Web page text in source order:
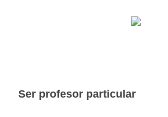
Ser profesor particular